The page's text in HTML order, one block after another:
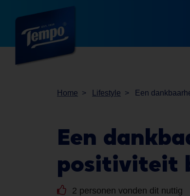
Home Lifestyle Een
Een
positiviteit
2 personen vonden dit nuttig